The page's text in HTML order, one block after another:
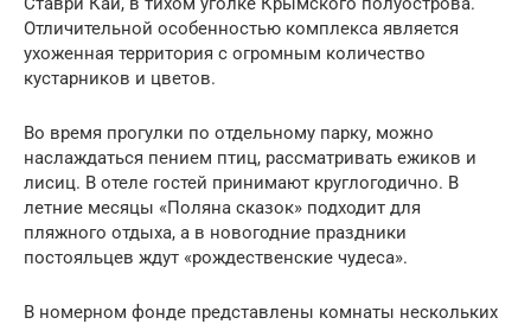
Отличительной особенностью комплекса является
ухоженная территория с огромным количество
кустарников и цветов.
Во время прогулки по отдельному парку, можно
наслаждаться пением птиц, рассматривать ежиков и
лисиц. В отеле гостей принимают круглогодично. В
летние месяцы «Поляна сказок» подходит для
пляжного отдыха, а в новогодние праздники
постояльцев ждут «рождественские чудеса».
В номерном фонде представлены комнаты нескольких